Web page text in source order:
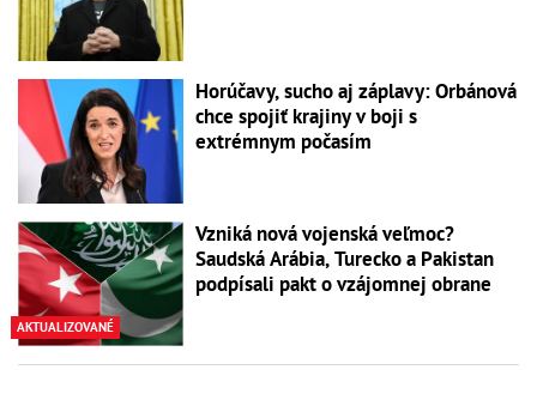
Horúčavy, sucho aj záplavy: Orbánová
chce spojiť krajiny v boji s
extrémnym počasím
AKTUALIZOVANÉ
Vzniká nová vojenská veľmoc?
Saudská Arábia, Turecko a Pakistan
podpísali pakt o vzájomnej obrane